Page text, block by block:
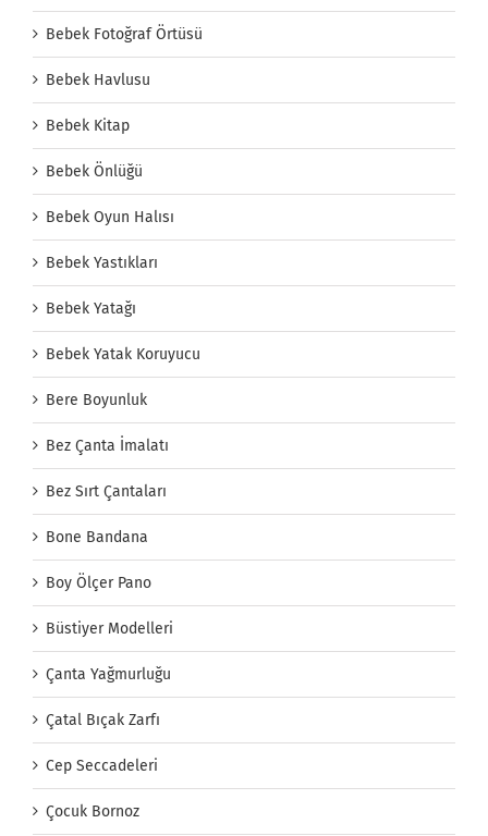
Bebek Fotoğraf Örtüsü
Bebek Havlusu
Bebek Kitap
Bebek Önlüğü
Bebek Oyun Halısı
Bebek Yastıkları
Bebek Yatağı
Bebek Yatak Koruyucu
Bere Boyunluk
Bez Çanta İmalatı
Bez Sırt Çantaları
Bone Bandana
Boy Ölçer Pano
Büstiyer Modelleri
Çanta Yağmurluğu
Çatal Bıçak Zarfı
Cep Seccadeleri
Çocuk Bornoz